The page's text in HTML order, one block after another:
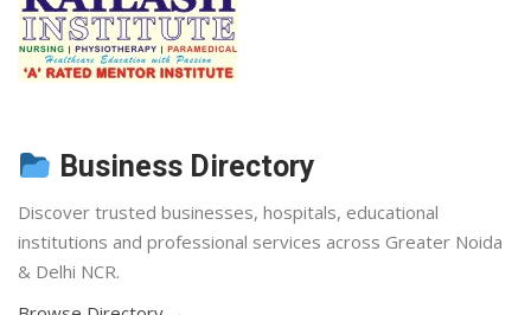
Business Directory
Discover trusted businesses, hospitals, educational
institutions and professional services across Greater Noida
& Delhi NCR.